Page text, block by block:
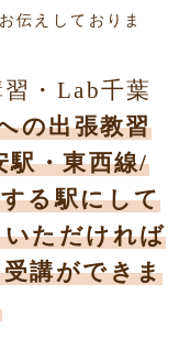
伝えしておりま
・Lab千葉
の出張教習
駅・東西線/
る駅にして
ただければ
講ができま